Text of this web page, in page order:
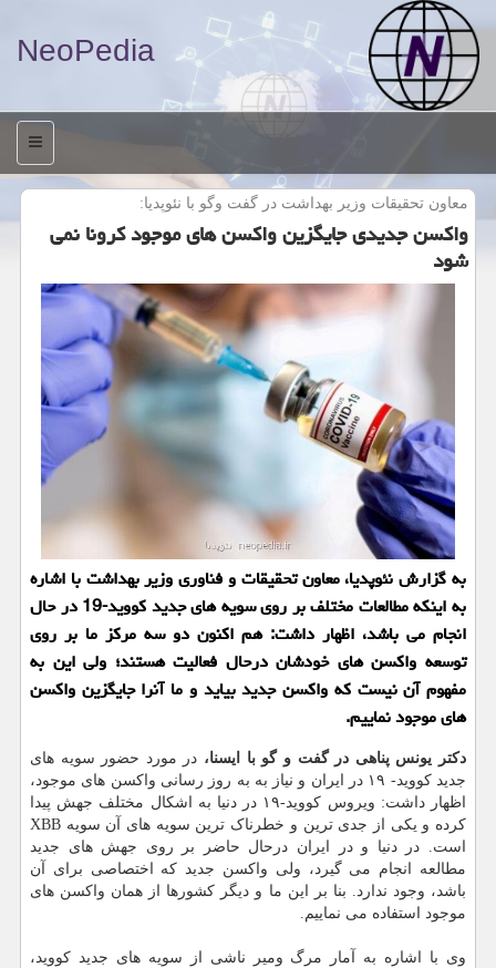
NeoPedia
منو
معاون تحقیقات وزیر بهداشت در گفت وگو با نئوپدیا:
واکسن جدیدی جایگزین واکسن های موجود کرونا نمی
شود
به گزارش نئوپدیا، معاون تحقیقات و فناوری وزیر بهداشت با اشاره
به اینکه مطالعات مختلف بر روی سویه های جدید کووید-19 در حال
انجام می باشد، اظهار داشت: هم اکنون دو سه مرکز ما بر روی
توسعه واکسن های خودشان درحال فعالیت هستند؛ ولی این به
مفهوم آن نیست که واکسن جدید بیاید و ما آنرا جایگزین واکسن
های موجود نماییم.
دکتر یونس پناهی در گفت و گو با ایسنا، در مورد حضور سویه های
جدید کووید- ۱۹ در ایران و نیاز به به روز رسانی واکسن های موجود،
اظهار داشت: ویروس کووید-۱۹ در دنیا به اشکال مختلف جهش پیدا
کرده و یکی از جدی ترین و خطرناک ترین سویه های آن سویه XBB
است. در دنیا و در ایران درحال حاضر بر روی جهش های جدید
مطالعه انجام می گیرد، ولی واکسن جدید که اختصاصی برای آن
باشد، وجود ندارد. بنا بر این ما و دیگر کشورها از همان واکسن های
موجود استفاده می نماییم.
وی با اشاره به آمار مرگ ومیر ناشی از سویه های جدید کووید،